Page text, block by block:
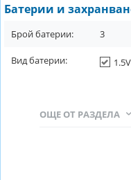
Батерии и
Брой батерии: 3
Вид батерии:
ОЩЕ ОТ РАЗДЕЛА